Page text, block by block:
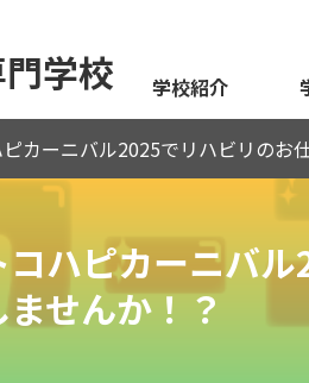
学校 学校紹介
コハピカーニバ
ませんか！？
ピカーニバル2025でリハビリのお